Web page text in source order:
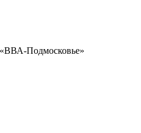
Подмосковье»